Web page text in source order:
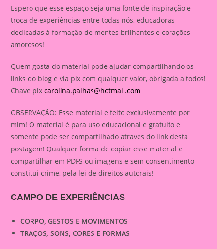
Espero que esse espaço seja uma fonte de inspiração e
troca de experiências entre todas nós, educadoras
dedicadas à formação de mentes brilhantes e corações
amorosos!
Quem gosta do material pode ajudar compartilhando os
links do blog e via pix com qualquer valor, obrigada a todos!
Chave pixcarolina.palhas@hotmail.com
OBSERVAÇÃO: Esse material e feito exclusivamente por
mim! O material é para uso educacional e gratuito e
somente pode ser compartilhado através do link desta
postagem! Qualquer forma de copiar esse material e
compartilhar em PDFS ou imagens e sem consentimento
constitui crime, pela lei de direitos autorais!
CAMPO DE EXPERIÊNCIAS
CORPO, GESTOS E MOVIMENTOS
TRAÇOS, SONS, CORES E FORMAS